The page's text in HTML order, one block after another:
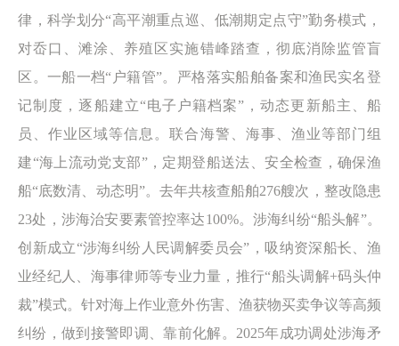
律，科学划分“高平潮重点巡、低潮期定点守”勤务模式，
对岙口、滩涂、养殖区实施错峰踏查，彻底消除监管盲
区。一船一档“户籍管”。严格落实船舶备案和渔民实名登
记制度，逐船建立“电子户籍档案”，动态更新船主、船
员、作业区域等信息。联合海警、海事、渔业等部门组
建“海上流动党支部”，定期登船送法、安全检查，确保渔
船“底数清、动态明”。去年共核查船舶276艘次，整改隐患
23处，涉海治安要素管控率达100%。涉海纠纷“船头解”。
创新成立“涉海纠纷人民调解委员会”，吸纳资深船长、渔
业经纪人、海事律师等专业力量，推行“船头调解+码头仲
裁”模式。针对海上作业意外伤害、渔获物买卖争议等高频
纠纷，做到接警即调、靠前化解。2025年成功调处涉海矛